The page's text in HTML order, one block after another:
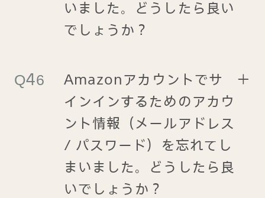
いました。どうしたら良い
でしょうか？
Amazonアカウントでサ
インインするためのアカウ
ント情報（メールアドレス
/ パスワード）を忘れてし
まいました。どうしたら良
いでしょうか？
＋